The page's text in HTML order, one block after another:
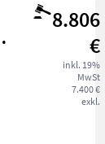
8.806
€
inkl. 19%
MwSt
7.400 €
exkl.